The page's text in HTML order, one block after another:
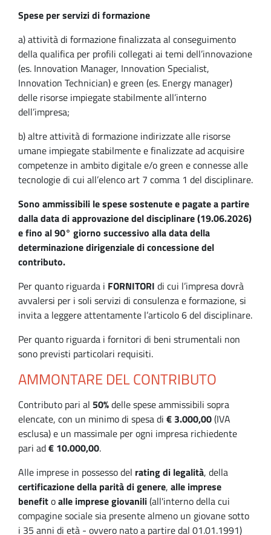
Spese per servizi di formazione
a) attività di formazione finalizzata al conseguimento
della qualifica per profili collegati ai temi dell’innovazione
(es. Innovation Manager, Innovation Specialist,
Innovation Technician) e green (es. Energy manager)
delle risorse impiegate stabilmente all’interno
dell’impresa;
b) altre attività di formazione indirizzate alle risorse
umane impiegate stabilmente e finalizzate ad acquisire
competenze in ambito digitale e/o green e connesse alle
tecnologie di cui all’elenco art 7 comma 1 del disciplinare.
Sono ammissibili le spese sostenute e pagate a partire
dalla data di approvazione del disciplinare (19.06.2026)
e fino al 90° giorno successivo alla data della
determinazione dirigenziale di concessione del
contributo.
Per quanto riguarda i FORNITORI di cui l’impresa dovrà
avvalersi per i soli servizi di consulenza e formazione, si
invita a leggere attentamente l’articolo 6 del disciplinare.
Per quanto riguarda i fornitori di beni strumentali non
sono previsti particolari requisiti.
AMMONTARE DEL CONTRIBUTO
Contributo pari al 50%delle spese ammissibili sopra
elencate, con un minimo di spesa di € 3.000,00(IVA
esclusa) e un massimale per ogni impresa richiedente
pari ad€ 10.000,00.
Alle imprese in possesso del rating di legalità, della
certificazione della parità di genere, alle imprese
benefitoalle imprese giovanili(all'interno della cui
compagine sociale sia presente almeno un giovane sotto
i 35 anni di età - ovvero nato a partire dal 01.01.1991)